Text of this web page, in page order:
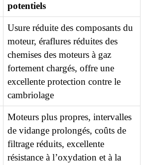
potentiels
Usure réduite des composants du
moteur, éraflures réduites des
chemises des moteurs à gaz
fortement chargés, offre une
excellente protection contre le
cambriolage
Moteurs plus propres, intervalles
de vidange prolongés, coûts de
filtrage réduits, excellente
résistance à l’oxydation et à la